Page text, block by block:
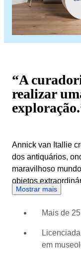
“A
realizar
Annick van Itallie
dos antiquários,
maravilhoso
objetos
fascinada pela
potenciar.
especialização
para ela. Depois
Mostrar mais
Mais de
em